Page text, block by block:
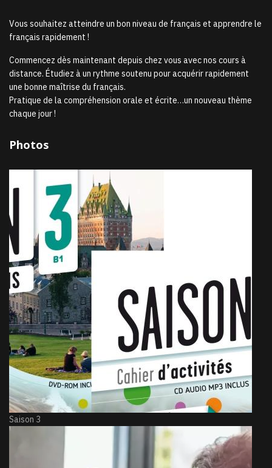
Vous souhaitez atteindre un bon niveau de français et apprendre le
français rapidement !
Commencez dès maintenant depuis chez vous avec nos cours à
distance. Étudiez à un rythme soutenu pour acquérir rapidement
une bonne maîtrise du français.
Pratique de la compréhension orale et écrite…un nouveau thème
chaque jour !
Photos
Saison 3